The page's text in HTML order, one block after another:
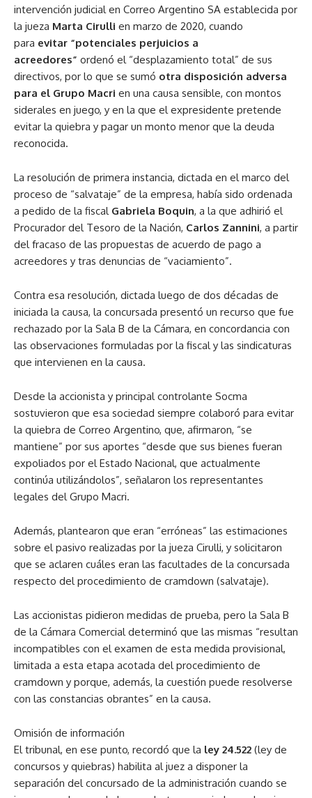
intervención judicial en Correo Argentino SA establecida por
la jueza Marta Cirulli en marzo de 2020, cuando
para evitar “potenciales perjuicios a
acreedores” ordenó el “desplazamiento total” de sus
directivos, por lo que se sumó otra disposición adversa
para el Grupo Macri en una causa sensible, con montos
siderales en juego, y en la que el expresidente pretende
evitar la quiebra y pagar un monto menor que la deuda
reconocida.
La resolución de primera instancia, dictada en el marco del
proceso de “salvataje” de la empresa, había sido ordenada
a pedido de la fiscal Gabriela Boquin, a la que adhirió el
Procurador del Tesoro de la Nación, Carlos Zannini, a partir
del fracaso de las propuestas de acuerdo de pago a
acreedores y tras denuncias de “vaciamiento”.
Contra esa resolución, dictada luego de dos décadas de
iniciada la causa, la concursada presentó un recurso que fue
rechazado por la Sala B de la Cámara, en concordancia con
las observaciones formuladas por la fiscal y las sindicaturas
que intervienen en la causa.
Desde la accionista y principal controlante Socma
sostuvieron que esa sociedad siempre colaboró para evitar
la quiebra de Correo Argentino, que, afirmaron, “se
mantiene” por sus aportes “desde que sus bienes fueran
expoliados por el Estado Nacional, que actualmente
continúa utilizándolos”, señalaron los representantes
legales del Grupo Macri.
Además, plantearon que eran “erróneas” las estimaciones
sobre el pasivo realizadas por la jueza Cirulli, y solicitaron
que se aclaren cuáles eran las facultades de la concursada
respecto del procedimiento de cramdown (salvataje).
Las accionistas pidieron medidas de prueba, pero la Sala B
de la Cámara Comercial determinó que las mismas “resultan
incompatibles con el examen de esta medida provisional,
limitada a esta etapa acotada del procedimiento de
cramdown y porque, además, la cuestión puede resolverse
con las constancias obrantes” en la causa.
Omisión de información
El tribunal, en ese punto, recordó que la ley 24.522 (ley de
concursos y quiebras) habilita al juez a disponer la
separación del concursado de la administración cuando se